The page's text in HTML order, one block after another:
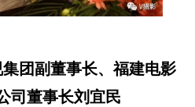
团副董事长、福建电影
司董事长刘宜民